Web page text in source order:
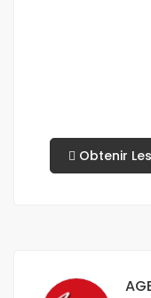
Obtenir